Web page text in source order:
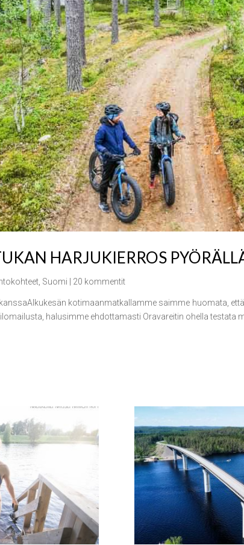
HARJUKIERROS
Suomi | 20 kommentit
kotimaanmatkallamme saimme huomata,
halusimme ehdottamasti Oravareitin ohella testata